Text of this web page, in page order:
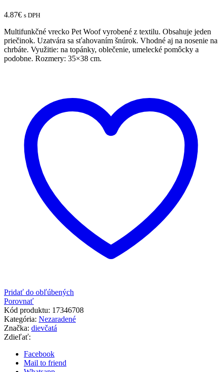
4.87€ s DPH
Multifunkčné vrecko Pet Woof vyrobené z textilu. Obsahuje jeden
priečinok. Uzatvára sa sťahovaním šnúrok. Vhodné aj na nosenie na
chrbáte. Využitie: na topánky, oblečenie, umelecké pomôcky a
podobne. Rozmery: 35×38 cm.
Pridať do obľúbených
Porovnať
Kód produktu: 17346708
Kategória: Nezaradené
Značka: dievčatá
Zdieľať:
Facebook
Mail to friend